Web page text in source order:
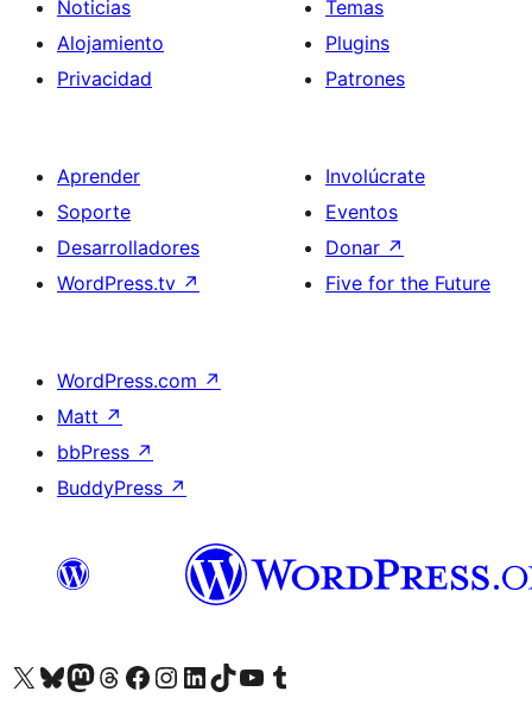
Noticias
Alojamiento
Privacidad
Temas
Plugins
Patrones
Aprender
Soporte
Desarrolladores
WordPress.tv ↗
Involúcrate
Eventos
Donar ↗
Five for the Future
WordPress.com ↗
Matt ↗
bbPress ↗
BuddyPress ↗
Visita nuestra cuenta de X (anteriormente Twitter)
Visita nuestra cuenta de Bluesky
Visita nuestra cuenta de Mastodon
Visita nuestra cuenta de Threads
Visita nuestra página de Facebook
Visita nuestra cuenta de Instagram
Visita nuestra cuenta de LinkedIn
Visita nuestra cuenta de TikTok
Visita nuestro canal de YouTube
Visita nuestra cuenta de Tumblr